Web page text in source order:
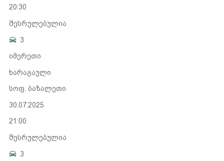
20:30
შესრულებულია
3
იმერეთი
ხარაგაული
სოფ. ბაზალეთი
30.07.2025
21:00
შესრულებულია
3